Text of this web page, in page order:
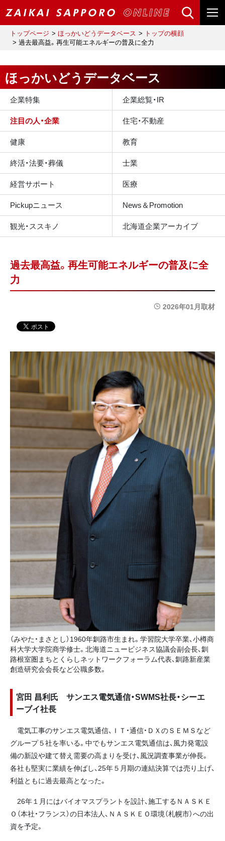
トップページ ほっかいどうデータベース
トップの横顔
過去最高益。再生可能エネルギーの普及に全力
ほっかいどうデータベース
企業特集
企業総覧・IR
注目の人・企業
住宅・不動産
健康
教育
終活・法要・葬儀
士業
経営サポート
医療
Pickupニュース
News＆Promotion
観光・ススキノ
北海道企業アーカイブ
過去最高益。再生可能エネルギーの普及に全
力
2026年01月取材
（みやた・まさとし）1960年釧路市生まれ。学習院大学卒業、小樽商
科大学大学院商学修士。北海道ニュービジネス協議会副会長、釧
路根室圏まちとくらしネットワークフォーラム代表、釧路新産業
創造研究会会長など公職多数。
宮田 昌利氏 サンエス電気通信・SWMS社長・シーエ
ーブイ社長
電気工事のサンエス電気通信、ＩＴ・通信・ＤＸのＳＥＭＳなど
グループ５社を率いる。中でもサンエス電気通信は、風力発電設
備の新設や建て替え需要の高まりを受け、風況調査事業が伸長。
各社も堅実に業績を伸ばし、25年５月期の連結決算では売り上げ、
利益ともに過去最高となった。
26年１月にはバイオマスプラントを設計、施工するＮＡＳＫＥ
Ｏ（本社・フランス）の日本法人、ＮＡＳＫＥＯ環境（札幌市）への出
資を予定。